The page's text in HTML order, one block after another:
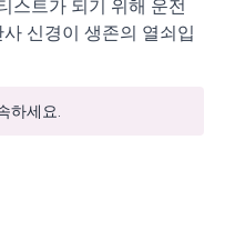
스트가 되기 위해 운전
신경이 생존의 열쇠입
하세요.